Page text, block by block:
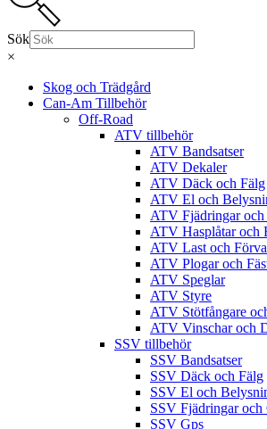
Sök
×
Skog och Trädgård
Can-Am Tillbehör
Off-Road
ATV tillbehör
ATV Bandsatser
ATV Dekaler
ATV Däck och Fälg
ATV El och
ATV Fjädringar och
ATV Hasplåtar och
ATV Last och
ATV Plogar och
ATV Speglar
ATV Styre
ATV Stötfångare
ATV Vinschar och
SSV tillbehör
SSV Bandsatser
SSV Däck och Fälg
SSV El och
SSV Fjädringar och
SSV Gps